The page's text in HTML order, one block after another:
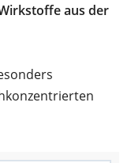
aus der